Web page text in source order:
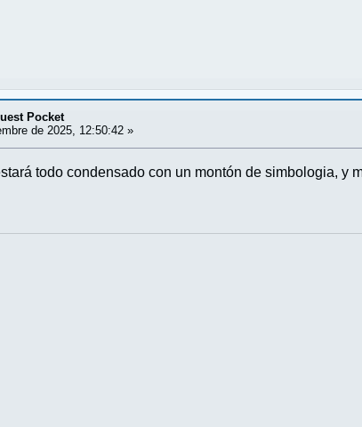
Pocket
de 2025, 12:50:42 »
todo condensado con un montón de simbologia, y